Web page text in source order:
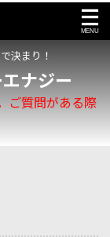
決まり！
ナジー
ご質問がある際